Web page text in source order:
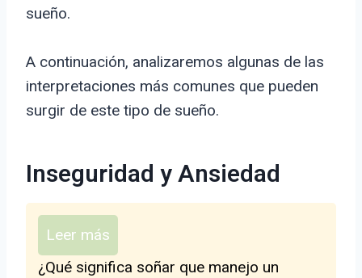
sueño.
A continuación, analizaremos algunas de las
interpretaciones más comunes que pueden
surgir de este tipo de sueño.
Inseguridad y Ansiedad
Leer más
¿Qué significa soñar que manejo un